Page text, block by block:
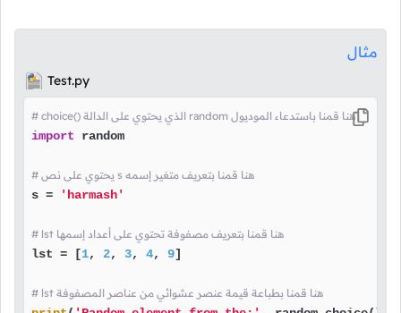
مثال
Test.py
# choice() الذي يحتوي على الدالة random هنا قمنا باستدعاء الموديول
import random
# يحتوي على نص s هنا قمنا بتعريف متغير إسمه
s = 'harmash'
# lst هنا قمنا بتعريف مصفوفة تحتوي على أعداد إسمها
lst = [1, 2, 3, 4, 9]
# lst هنا قمنا بطباعة قيمة عنصر عشوائي من عناصر المصفوفة